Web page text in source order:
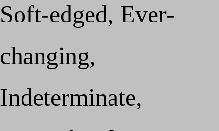
Soft-edged, Ever-
changing,
Indeterminate,